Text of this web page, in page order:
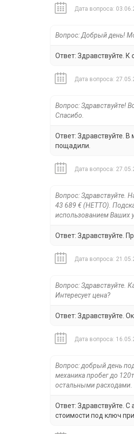
Дата вопроса:
Вопрос: Добрый день!
Ответ: Здравствуйте.
Дата вопроса:
Вопрос: Здравствуйте!
Спасибо.
Ответ: Здравствуйте. В
пощадили.
Дата вопроса:
Вопрос: Здравствуйте.
43 689 € (НЕТТО).
использованием Ваших
Ответ: Здравствуйте.
Дата вопроса:
Вопрос: Здравствуйте.
Интересует цена?
Ответ: Здравствуйте.
Дата вопроса:
Вопрос: добрый день
механика пробег до
остальными расходами.
Ответ: Здравствуйте.
стоимости под ключ